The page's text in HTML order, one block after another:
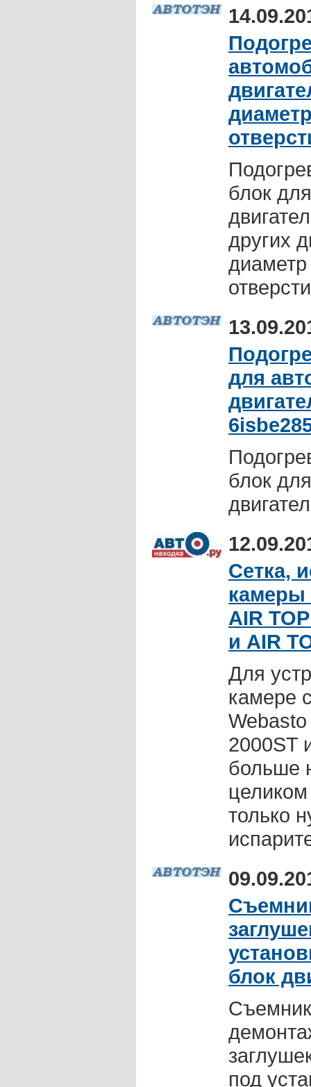
блок
других
диаметр
для
блок
Сетка,
камеры
AIR
и AIR
Для
камере
2000ST
больше
только
блок
под